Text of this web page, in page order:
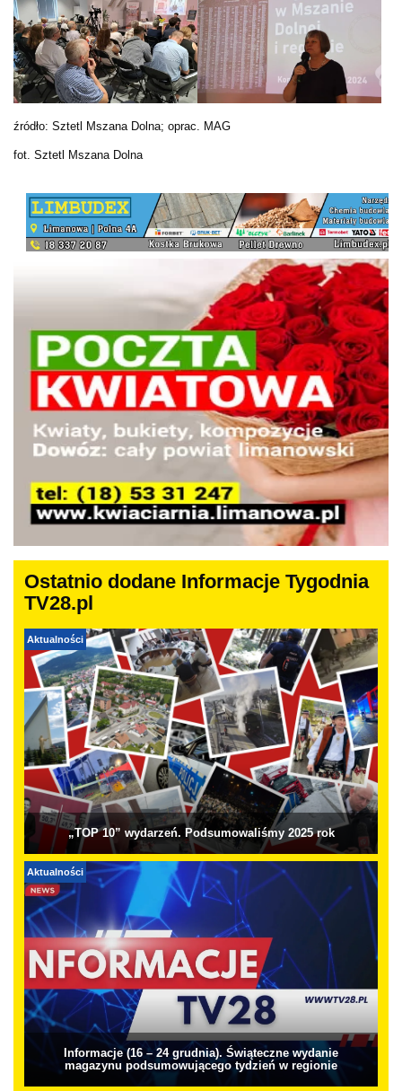
źródło: Sztetl Mszana Dolna; oprac. MAG
fot. Sztetl Mszana Dolna
Ostatnio dodane Informacje Tygodnia
TV28.pl
Aktualności
„TOP 10” wydarzeń. Podsumowaliśmy 2025 rok
Aktualności
Informacje (16 – 24 grudnia). Świąteczne wydanie
magazynu podsumowującego tydzień w regionie